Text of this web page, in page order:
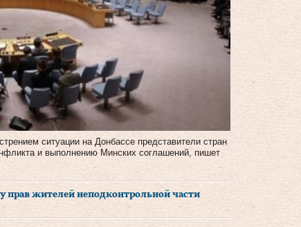
ситуации на Донбассе представители стран
и выполнению Минских соглашений, пишет
жителей неподконтрольной части